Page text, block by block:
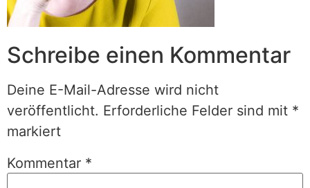
Schreibe einen Kommentar
Deine E-Mail-Adresse wird nicht
veröffentlicht. Erforderliche Felder sind mit *
markiert
Kommentar *